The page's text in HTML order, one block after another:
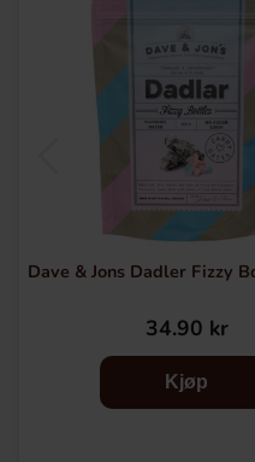
Dave & Jons Dadler Fizzy
34.90 kr
Kjøp